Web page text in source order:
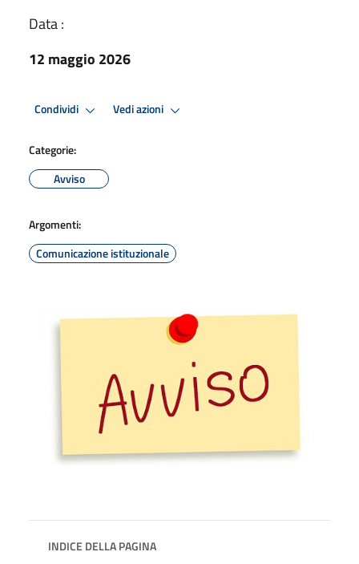
Data :
12 maggio 2026
Condividi Vedi azioni
Categorie:
Avviso
Argomenti:
Comunicazione istituzionale
INDICE DELLA PAGINA